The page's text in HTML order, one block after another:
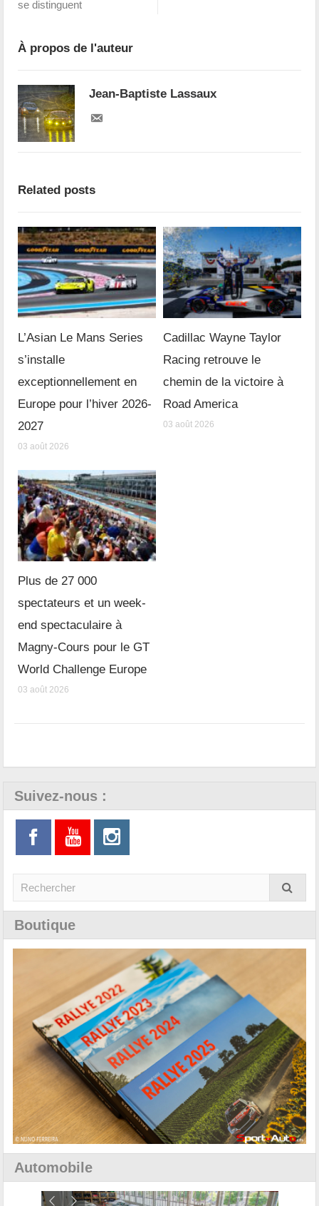
se distinguent
À propos de l'auteur
Jean-Baptiste Lassaux
Related posts
L’Asian Le Mans Series
s’installe
exceptionnellement en
Europe pour l’hiver 2026-
2027
03 août 2026
Cadillac Wayne Taylor
Racing retrouve le
chemin de la victoire à
Road America
03 août 2026
Plus de 27 000
spectateurs et un week-
end spectaculaire à
Magny-Cours pour le GT
World Challenge Europe
03 août 2026
Suivez-nous :
Boutique
Automobile